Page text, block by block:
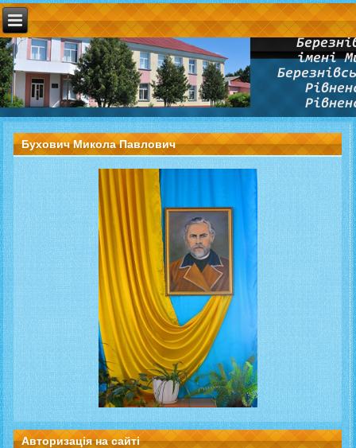
Бухович Микола Павлович
Авторизація на сайті